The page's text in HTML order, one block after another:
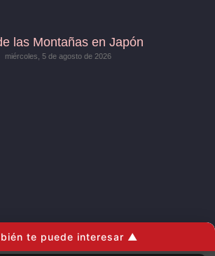
las Montañas en Japón
miércoles, 5 de agosto de 2026
te puede interesar ▲